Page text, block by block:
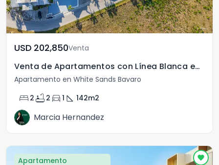
USD	202,850Venta
Venta de Apartamentos con Línea Blanca en Punta Cana
Apartamento en White Sands Bavaro
bed 2 bathtub 2 directions_car 1 square_foot 142m2
Marcia Hernandez
Apartamento